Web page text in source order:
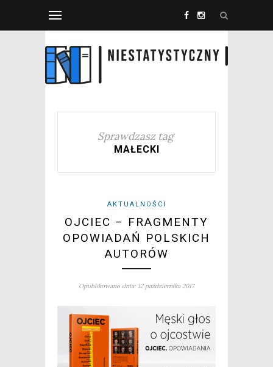
Sprawdzasz tag
MAŁECKI
AKTUALNOŚCI
OJCIEC – FRAGMENTY
OPOWIADAŃ POLSKICH
AUTORÓW
Opublikowano dnia: 12 października 2017